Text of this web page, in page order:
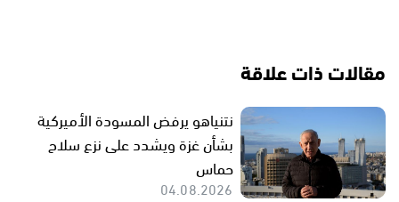
مقالات ذات علاقة
نتنياهو يرفض المسودة الأميركية
بشأن غزة ويشدد على نزع سلاح
حماس
04.08.2026